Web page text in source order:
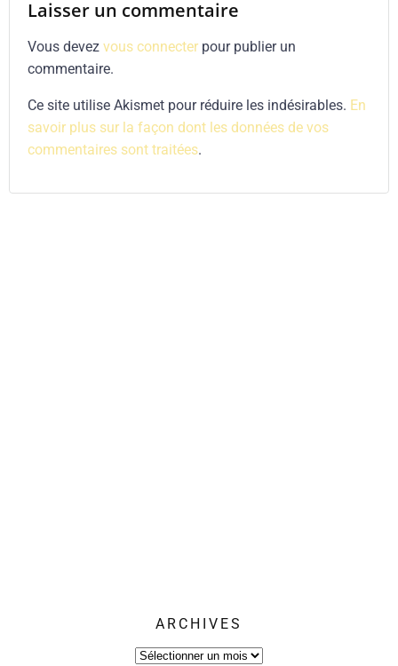
Laisser un commentaire
Vous devez vous connecter pour publier un
commentaire.
Ce site utilise Akismet pour réduire les indésirables. En
savoir plus sur la façon dont les données de vos
commentaires sont traitées.
ARCHIVES
Archives